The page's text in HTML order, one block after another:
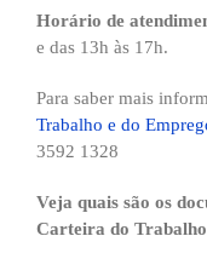
Horário de
e das 13h às 17h.
Para saber mais
Trabalho e do
3592 1328
Veja quais são os
Carteira do